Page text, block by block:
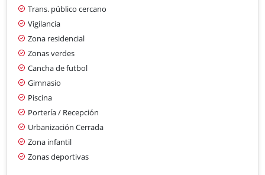
Trans. público cercano
Vigilancia
Zona residencial
Zonas verdes
Cancha de futbol
Gimnasio
Piscina
Portería / Recepción
Urbanización Cerrada
Zona infantil
Zonas deportivas